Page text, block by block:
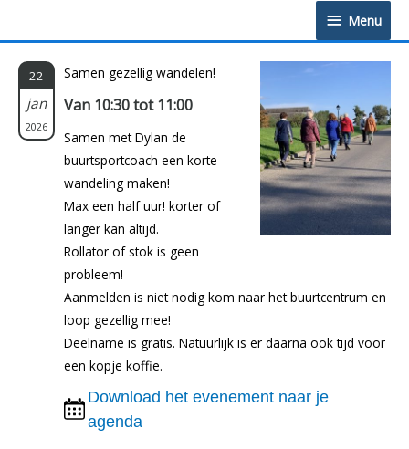
Menu
Menu
22
jan
2026
Samen gezellig wandelen!
Van 10:30 tot 11:00
Samen met Dylan de
buurtsportcoach een korte
wandeling maken!
Max een half uur! korter of
langer kan altijd.
Rollator of stok is geen
probleem!
Aanmelden is niet nodig kom naar het buurtcentrum en
loop gezellig mee!
Deelname is gratis. Natuurlijk is er daarna ook tijd voor
een kopje koffie.
Download het evenement naar je
agenda